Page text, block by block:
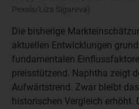
Pexels/Liza Sigareva)
Die bisherige
aktuellen Entwicklungen
fundamentalen
preisstützend. Naphtha zeigt
Aufwärtstrend. Zwar bleibt
historischen Vergleich erhöht.